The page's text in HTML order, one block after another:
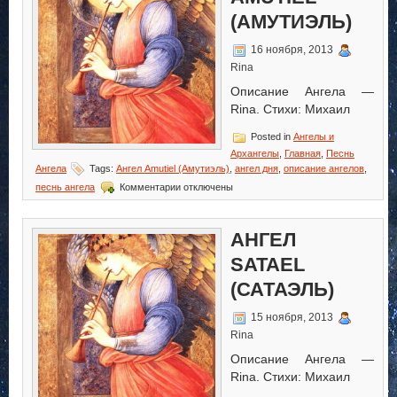
(АМУТИЭЛЬ)
16 ноября, 2013
Rina
Описание Ангела —
Rina. Стихи: Михаил
Posted in Ангелы и
Архангелы Главная Песнь
Ангела
Tags: Ангел Amutiel (Амутиэль) ангел дня описание ангелов
песнь ангела
Комментариик
записи
Amutiel
(Амутиэль)
отключены
АНГЕЛ
SATAEL
(САТАЭЛЬ)
15 ноября, 2013
Rina
Описание Ангела —
Rina. Стихи: Михаил